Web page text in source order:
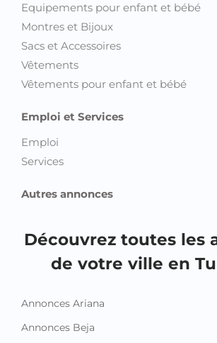
Equipements pour enfant et bébé
Montres et Bijoux
Sacs et Accessoires
Vêtements
Vêtements pour enfant et bébé
Emploi et Services
Emploi
Services
Autres annonces
Découvrez toutes les
de votre ville en
Annonces Ariana
Annonces Beja